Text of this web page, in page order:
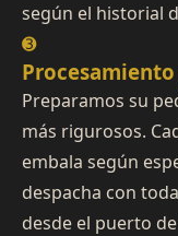
según el historial
➌
Preparamos su
más rigurosos.
embala según
despacha con
desde el puerto